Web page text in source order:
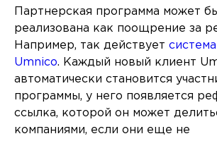
Партнерская программа может
реализована как поощрение за
Например, так действует
Umnico. Каждый новый клиент
автоматически становится
программы, у него появляется
ссылка, которой он может
компаниями, если они еще не